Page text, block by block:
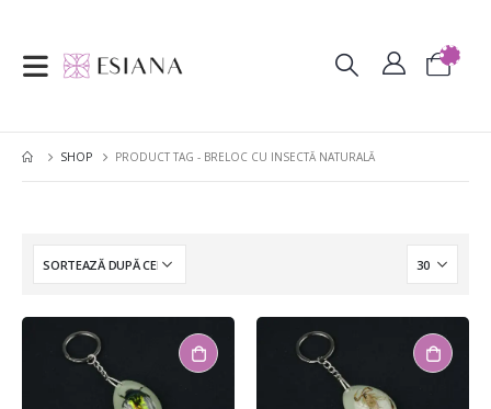
SHOP PRODUCT TAG - BRELOC CU INSECTĂ NATURALĂ